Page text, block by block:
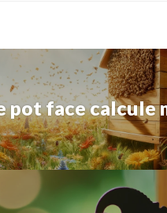
pot face calcule